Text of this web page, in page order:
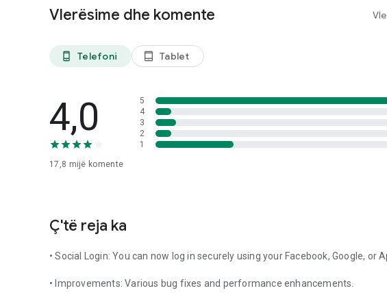
Vlerësime dhe komente
phone_android Telefoni tablet_android Tablet
4,0
17,8 mijë komente
5
4
3
2
1
Ç'të reja ka
• Social Login: You can now log in securely using your Facebook, Google, or
• Improvements: Various bug fixes and performance enhancements.